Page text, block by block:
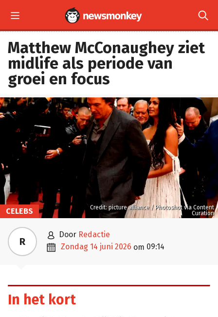
 
Matthew McConaughey ziet
midlife als periode van
groei en focus
Credit: picture alliance / Photoshot via Content
Curation
CELEBS
R  door Redactie
 zondag 14 juni 2026 om 09:14
In het kort